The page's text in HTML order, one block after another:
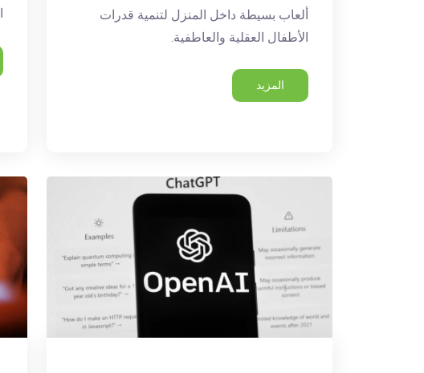
ألعاب بسيطة داخل المنزل لتنمية قدرات
الأطفال العقلية والعاطفية.
المزيد